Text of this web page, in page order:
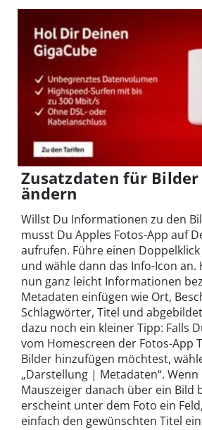
Zusatzdaten für Bilder
ändern
Willst Du Informationen zu den
musst Du Apples Fotos-App auf
aufrufen. Führe einen
und wähle dann das Info-Icon an.
nun ganz leicht Informationen
Metadaten einfügen wie Ort,
Schlagwörter, Titel und
dazu noch ein kleiner Tipp: Falls
vom Homescreen der Fotos-App
Bilder hinzufügen möchtest,
„Darstellung | Metadaten“. Wenn
Mauszeiger danach über ein Bild
erscheint unter dem Foto ein
einfach den gewünschten Titel